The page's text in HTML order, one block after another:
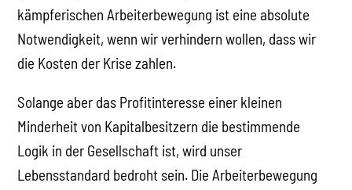
kämpferischen Arbeiterbewegung ist eine absolute
Notwendigkeit, wenn wir verhindern wollen, dass wir
die Kosten der Krise zahlen.
Solange aber das Profitinteresse einer kleinen
Minderheit von Kapitalbesitzern die bestimmende
Logik in der Gesellschaft ist, wird unser
Lebensstandard bedroht sein. Die Arbeiterbewegung